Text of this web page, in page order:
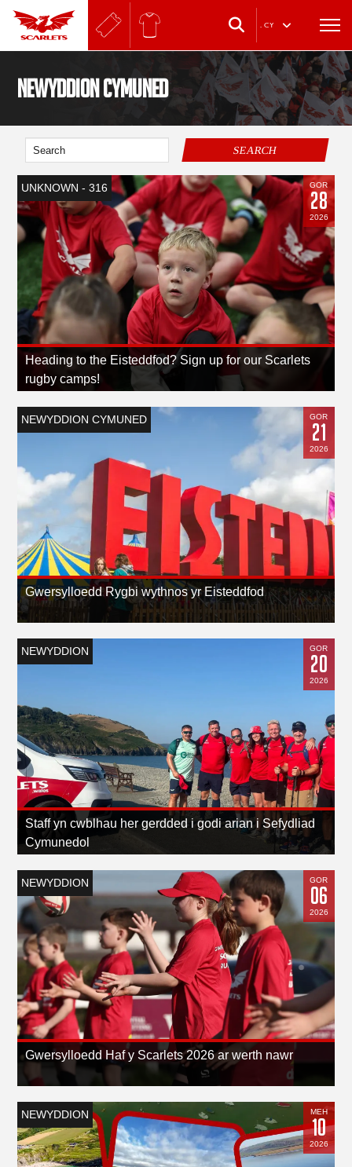
. CY
Newyddion Cymuned
SEARCH
UNKNOWN - 316 GOR
28
2026
Heading to the Eisteddfod? Sign up for our Scarlets
rugby camps!
NEWYDDION CYMUNED GOR
21
2026
Gwersylloedd Rygbi wythnos yr Eisteddfod
NEWYDDION GOR
20
2026
Staff yn cwblhau her gerdded i godi arian i Sefydliad
Cymunedol
NEWYDDION GOR
06
2026
Gwersylloedd Haf y Scarlets 2026 ar werth nawr
NEWYDDION MEH
10
2026